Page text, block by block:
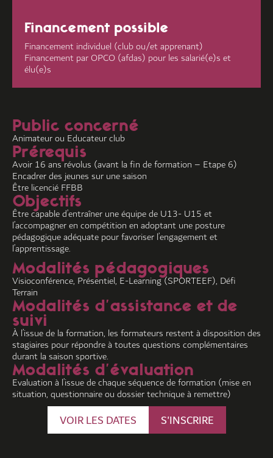
Financement possible
Financement individuel (club ou/et apprenant)
Financement par OPCO (afdas) pour les salarié(e)s et
élu(e)s
Public concerné
Animateur ou Educateur club
Prérequis
Avoir 16 ans révolus (avant la fin de formation – Etape 6)
Encadrer des jeunes sur une saison
Être licencié FFBB
Objectifs
Être capable d’entraîner une équipe de U13- U15 et
l’accompagner en compétition en adoptant une posture
pédagogique adéquate pour favoriser l’engagement et
l’apprentissage.
Modalités pédagogiques
Visioconférence, Présentiel, E-Learning (SPORTEEF), Défi
Terrain
Modalités d'assistance et de
suivi
À l’issue de la formation, les formateurs restent à disposition des
stagiaires pour répondre à toutes questions complémentaires
durant la saison sportive.
Modalités d'évaluation
Evaluation à l’issue de chaque séquence de formation (mise en
situation, questionnaire ou dossier technique à remettre)
VOIR LES DATES S'INSCRIRE